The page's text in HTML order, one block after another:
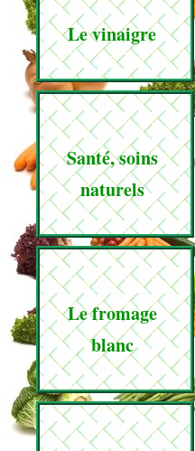
Le vinaigre
Santé, soins
naturels
Le fromage
blanc